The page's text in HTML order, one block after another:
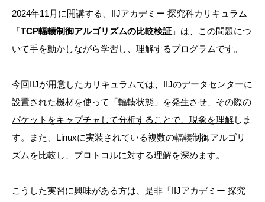
2024年11月に開講する、IIJアカデミー 探究科カリキュラム
「TCP輻輳制御アルゴリズムの比較検証 」は、この問題につ
いて手を動かしながら学習し、理解するプログラムです。
今回IIJが用意したカリキュラムでは、IIJのデータセンターに
設置された機材を使って
「輻輳状態」を発生させ、その際の
パケットをキャプチャして分析することで、現象を理解しま
す。また、Linuxに実装されている複数の輻輳制御アルゴリ
ズムを比較し、プロトコルに対する理解を深めます。
こうした実習に興味がある方は、是非「IIJアカデミー 探究